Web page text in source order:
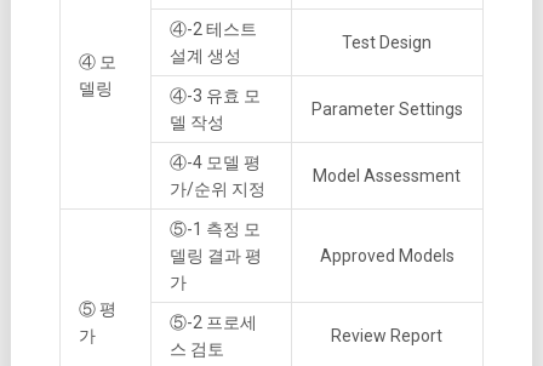
④ 모
델링
④-2 테스트
설계 생성
Test Design
④-3 유효 모
델 작성
Parameter Settings
④-4 모델 평
가/순위 지정
Model Assessment
⑤ 평
가
⑤-1 측정 모
델링 결과 평
가
Approved Models
⑤-2 프로세
스 검토
Review Report